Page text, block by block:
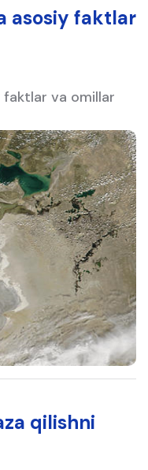
asosiy faktlar
va omillar
qilishni